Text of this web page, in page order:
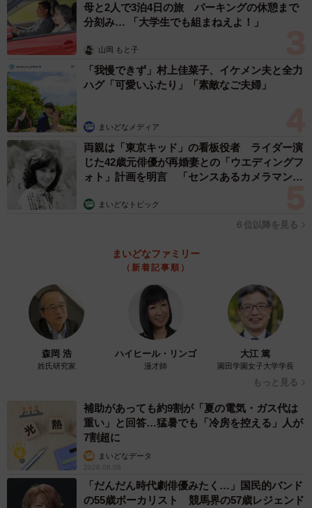
母と2人で3泊4日の旅 パーキングの休憩まで
分刻み… 「大学生でも組まねえよ！」
山岡 もと子
「我慢できず」村上佳菜子、イケメン夫と全力
ハグ「可愛いふたり」「素敵なご夫婦」
まいどなメディア
両親は「東京キッド」の看板役者 ライダー演
じた42歳元俳優が再婚妻との「ウエディングフ
ォト」計画を明言 「センスあるカメラマン求
まいどなトピック
６位以降を見る
まいどなファミリー
（新着記事順）
森岡 浩
姓氏研究家
ハイヒール・リンゴ
漫才師
大江 篤
園田学園女子大学学長
もっと見る
補助があっても約9割が「夏の電気・ガス代は
重い」と回答…猛暑でも「冷房を控える」人が
7割超に
まいどなデータ
2026.08.08
「だんだん時代劇俳優みたく…」国民的バンド
の55歳ボーカリスト 競馬界の57歳レジェンド